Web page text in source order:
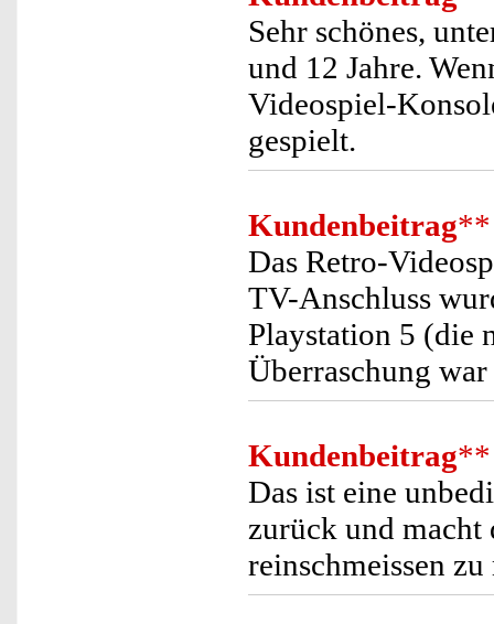
Sehr schönes,
und 12 Jahre.
Videospiel-
gespielt.
Kundenbeitrag**
Das Retro-
TV-Anschluss
Playstation 5 (die
Überraschung
Kundenbeitrag**
Das ist eine
zurück und
reinschmeissen zu